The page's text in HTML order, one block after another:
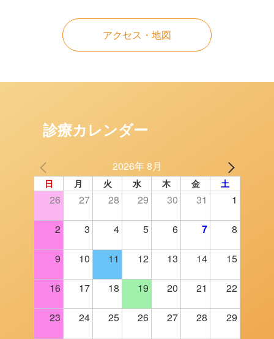
アクセス・地図
診療カレンダー
2026年 8月
日 月 火 水 木 金 土
26 27 28 29 30 31 1
2 3 4 5 6 7 8
9 10 11 12 13 14 15
16 17 18 19 20 21 22
23 24 25 26 27 28 29